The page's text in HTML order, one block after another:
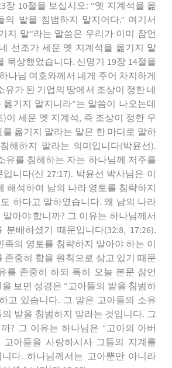
장 10절을 보십시오: “옛 지계석을 옮
의 밭을 침범하지 말지어다.” 여기서
지 말”라는 말씀은 우리가 이미 잠언
선조가 세운 옛 지계석을 옮기지 말
묵상했었습니다. 신명기 19장 14절을
나님 여호와께서 네게 주어 차지하게
유가 된 기업의 땅에서 조상이 정한 네
기지 말지니라”는 말씀이 나오는데
)이 세운 엣 지계석, 즉 조상이 정한 우
옮기지 말라는 말은 한 마디로 말하
해하지 말라는 의미입니다(박윤선).
유를 침해하는 자는 하나님께 저주를
니다(신 27:17). 박윤선 박사님은 이
해석하여 남의 나라 영토를 침략하지
하다고 말하였습니다. 왜 남의 나라
아야 합니까? 그 이유는 하나님께서
분배하셨기 때문입니다(32:8, 17:26).
족의 영토를 침략하지 말아야 하는 이
존중히 함을 원칙으로 삼고 있기 때문
를 존중히 하되 특히 오늘 본문 잠언
보면 성경은 “고아들의 밭을 침범하
고 있습니다. 그 말은 고아들의 소유
밭을 침범하지 말라는 것입니다. 그
? 그 이유는 하나님은 “고아의 아버
고아들을 사랑하시사 그들의 지계를
다. 하나님께서는 고아뿐만 아니라